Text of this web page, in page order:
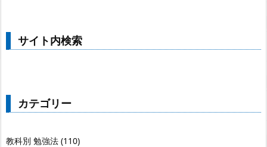
サイト内検索
カテゴリー
教科別 勉強法 (110)